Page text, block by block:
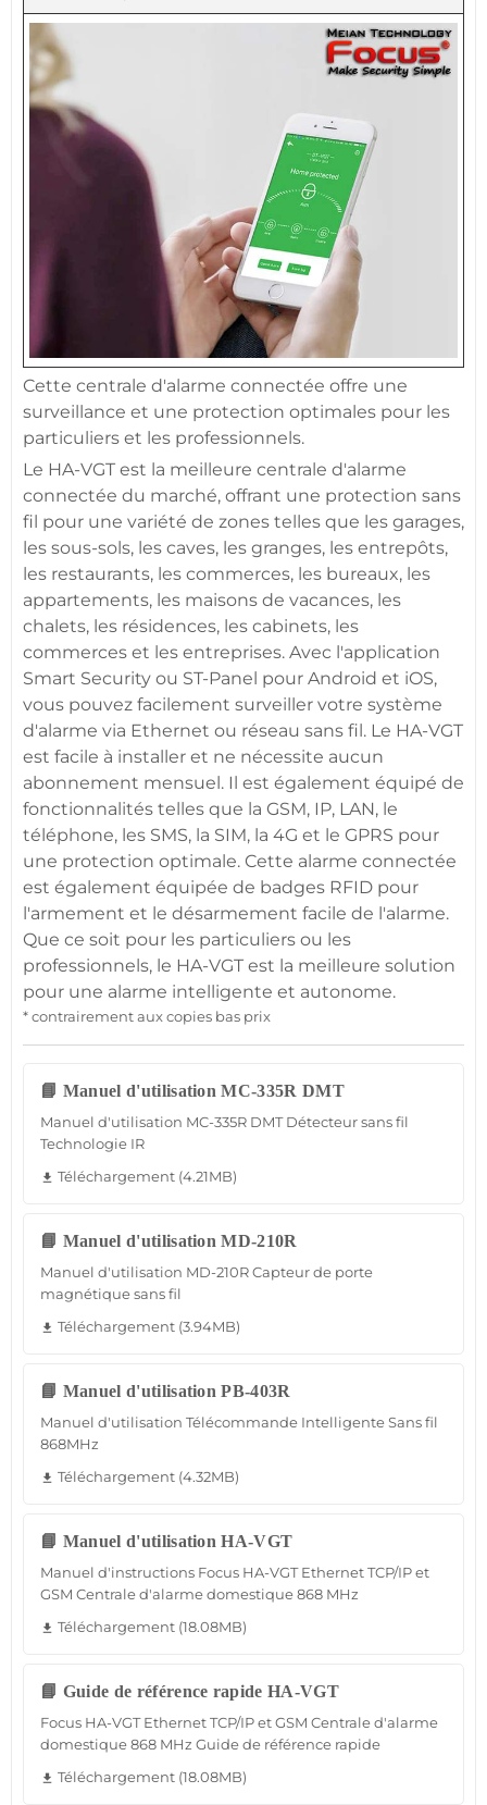
Cette centrale d'alarme connectée offre une
surveillance et une protection optimales pour les
particuliers et les professionnels.
Le HA-VGT est la meilleure centrale d'alarme
connectée du marché, offrant une protection sans
fil pour une variété de zones telles que les garages,
les sous-sols, les caves, les granges, les entrepôts,
les restaurants, les commerces, les bureaux, les
appartements, les maisons de vacances, les
chalets, les résidences, les cabinets, les
commerces et les entreprises. Avec l'application
Smart Security ou ST-Panel pour Android et iOS,
vous pouvez facilement surveiller votre système
d'alarme via Ethernet ou réseau sans fil. Le HA-VGT
est facile à installer et ne nécessite aucun
abonnement mensuel. Il est également équipé de
fonctionnalités telles que la GSM, IP, LAN, le
téléphone, les SMS, la SIM, la 4G et le GPRS pour
une protection optimale. Cette alarme connectée
est également équipée de badges RFID pour
l'armement et le désarmement facile de l'alarme.
Que ce soit pour les particuliers ou les
professionnels, le HA-VGT est la meilleure solution
pour une alarme intelligente et autonome.
* contrairement aux copies bas prix
📘 Manuel d'utilisation MC-335R DMT
Manuel d'utilisation MC-335R DMT Détecteur sans fil
Technologie IR
file_download Téléchargement (4.21MB)
📘 Manuel d'utilisation MD-210R
Manuel d'utilisation MD-210R Capteur de porte
magnétique sans fil
file_download Téléchargement (3.94MB)
📘 Manuel d'utilisation PB-403R
Manuel d'utilisation Télécommande Intelligente Sans fil
868MHz
file_download Téléchargement (4.32MB)
📘 Manuel d'utilisation HA-VGT
Manuel d'instructions Focus HA-VGT Ethernet TCP/IP et
GSM Centrale d'alarme domestique 868 MHz
file_download Téléchargement (18.08MB)
📘 Guide de référence rapide HA-VGT
Focus HA-VGT Ethernet TCP/IP et GSM Centrale d'alarme
domestique 868 MHz Guide de référence rapide
file_download Téléchargement (18.08MB)